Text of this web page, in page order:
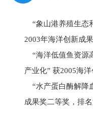
“象山港养殖生态
2003年海洋创新成
“海洋低值鱼资源
产业化” 获2005海
“水产蛋白酶解降
成果奖二等奖，排名